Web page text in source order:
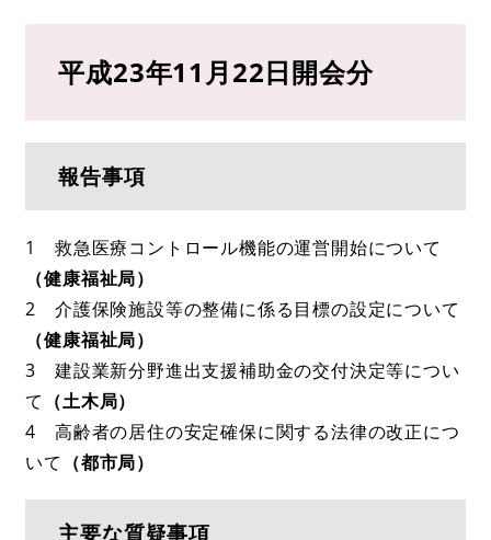
平成23年11月22日開会分
報告事項
1 救急医療コントロール機能の運営開始について
（健康福祉局）
2 介護保険施設等の整備に係る目標の設定について
（健康福祉局）
3 建設業新分野進出支援補助金の交付決定等につい
て （土木局）
4 高齢者の居住の安定確保に関する法律の改正につ
いて （都市局）
主要な質疑事項